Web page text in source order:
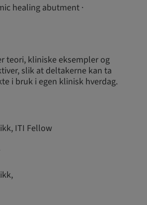
healing abutment ·
teori, kliniske eksempler og
slik at deltakerne kan ta
i bruk i egen klinisk hverdag.
ITI Fellow